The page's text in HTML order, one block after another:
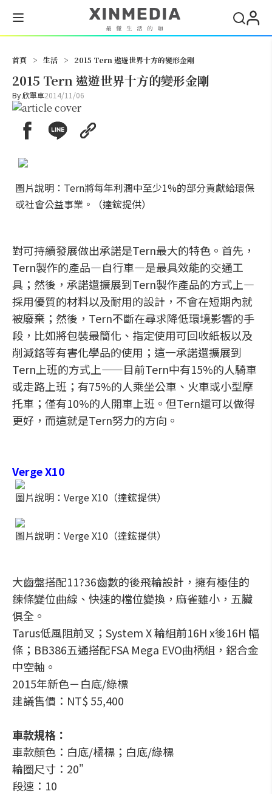
首頁 > 生活 > 2015 Tern 遨遊世界十方的變形金剛
2015 Tern 遨遊世界十方的變形金剛
By欣單車2014/11/06
圖片說明：Tern將每年利潤中至少1%的部分貢獻給環保
或社會公益事業。（達鋐提供）
對可持續發展做出承諾是Tern最大的特色。首先，
Tern製作的產品—自行車—是最具效能的交通工
具；然後，承諾還擴展到Tern製作產品的方式上—
採用優質的材料以及耐用的設計，不會在短期內就
被廢棄；然後，Tern不斷在尋求降低環境影響的手
段，比如將包裝最簡化、指定使用可回收紙板以及
削減鉻等有害化學品的使用；這一承諾還擴展到
Tern上班的方式上——目前Tern中有15%的人騎車
或走路上班；有75%的人乘坐公車、火車或小型摩
托車；僅有10%的人開車上班。但Tern還可以做得
更好，而這就是Tern努力的方向。
Verge X10
圖片說明：Verge X10（達鋐提供）
圖片說明：Verge X10（達鋐提供）
大齒盤搭配11?36齒數的後飛輪設計，擁有極佳的
鍊條變位曲線、快速的檔位變換，麻雀雖小，五臟
俱全。
Tarus低風阻前叉；System X 輪組前16H x後16H 幅
條；BB386五通搭配FSA Mega EVO曲柄組，鋁合金
中空軸。
2015年新色－白底/綠標
建議售價：NT$ 55,400
車款規格：
車款顏色：白底/橘標；白底/綠標
輪圈尺寸：20”
段速：10